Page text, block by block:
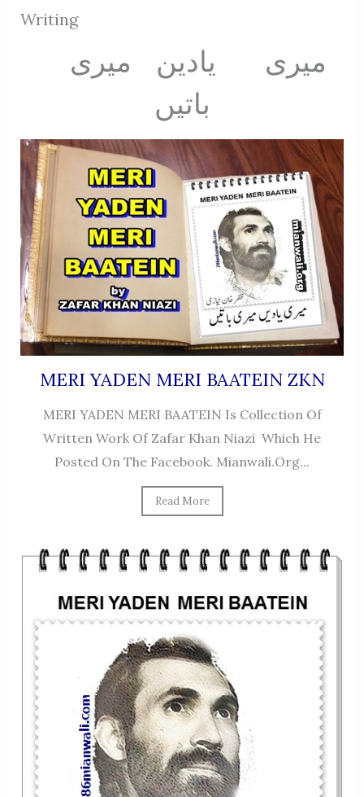
Writing
میری یادین میری
باتیں
MERI YADEN MERI BAATEIN ZKN
MERI YADEN MERI BAATEIN Is Collection Of
Written Work Of Zafar Khan Niazi Which He
Posted On The Facebook. Mianwali.org...
Read More